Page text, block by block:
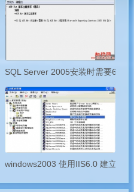
SQL Server 2005安装时需要64位
windows2003 使用IIS6.0 建立